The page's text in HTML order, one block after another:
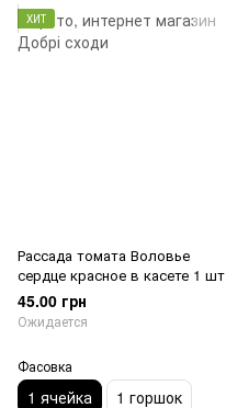
ХИТ
Рассада томата Воловье
сердце красное в касете 1 шт
45.00 грн
Ожидается
Фасовка
1 ячейка 1 горшок